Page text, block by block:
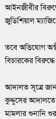
আইনজীবীর
জুডিশিয়াল
তবে অভিযোগ
বিচারকের
আদালত সূত্রে
কুদ্দুসের
মামলার শুনানি